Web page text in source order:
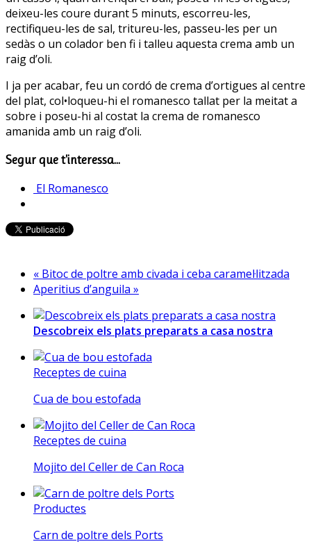
deixeu-les coure durant 5 minuts, escorreu-les,
rectifiqueu-les de sal, tritureu-les, passeu-les per un
sedàs o un colador ben fi i talleu aquesta crema amb un
raig d’oli.
I ja per acabar, feu un cordó de crema d’ortigues al centre
del plat, col•loqueu-hi el romanesco tallat per la meitat a
sobre i poseu-hi al costat la crema de romanesco
amanida amb un raig d’oli.
Segur que t'interessa...
El Romanesco
« Bitoc de poltre amb civada i ceba caramel·litzada
Aperitius d’anguila »
Descobreix els plats preparats a casa nostra
Receptes de cuina
Cua de bou estofada
Receptes de cuina
Mojito del Celler de Can Roca
Productes
Carn de poltre dels Ports